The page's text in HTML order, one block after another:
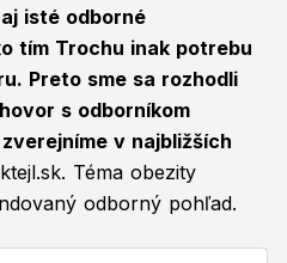
isté odborné
tím Trochu inak potrebu
Preto sme sa rozhodli
s odborníkom
v najbližších
Téma obezity
odborný pohľad.